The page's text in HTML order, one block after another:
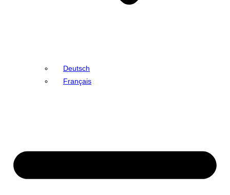
Deutsch
Français